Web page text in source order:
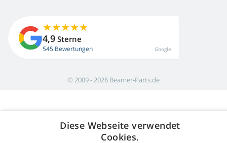
4,9 Sterne
545 Bewertungen Google
© 2009 - 2026 Beamer-Parts.de
Diese Webseite verwendet
Cookies.